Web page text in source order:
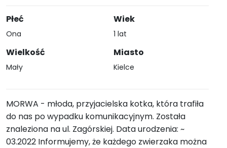
Płeć
Ona
Wielkość
Mały
Wiek
1 lat
Miasto
Kielce
MORWA - młoda, przyjacielska kotka, która trafiła
do nas po wypadku komunikacyjnym. Została
znaleziona na ul. Zagórskiej. Data urodzenia: ~
03.2022 Informujemy, że każdego zwierzaka można